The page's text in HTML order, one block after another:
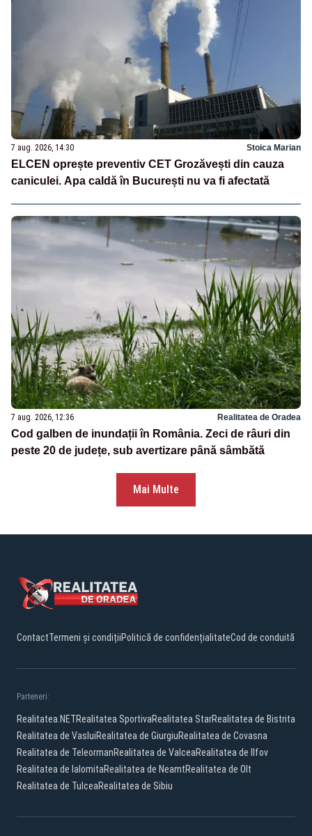
7 aug. 2026, 14:30 Stoica Marian
ELCEN oprește preventiv CET Grozăvești din cauza
caniculei. Apa caldă în București nu va fi afectată
7 aug. 2026, 12:36 Realitatea de Oradea
Cod galben de inundații în România. Zeci de râuri din
peste 20 de județe, sub avertizare până sâmbătă
Mai Multe
ContactTermeni și condițiiPolitică de confidențialitateCod de conduită
Parteneri:
Realitatea.NETRealitatea SportivaRealitatea StarRealitatea de Bistrita
Realitatea de VasluiRealitatea de GiurgiuRealitatea de Covasna
Realitatea de TeleormanRealitatea de ValceaRealitatea de Ilfov
Realitatea de IalomitaRealitatea de NeamtRealitatea de Olt
Realitatea de TulceaRealitatea de Sibiu